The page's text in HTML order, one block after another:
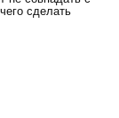
сделать